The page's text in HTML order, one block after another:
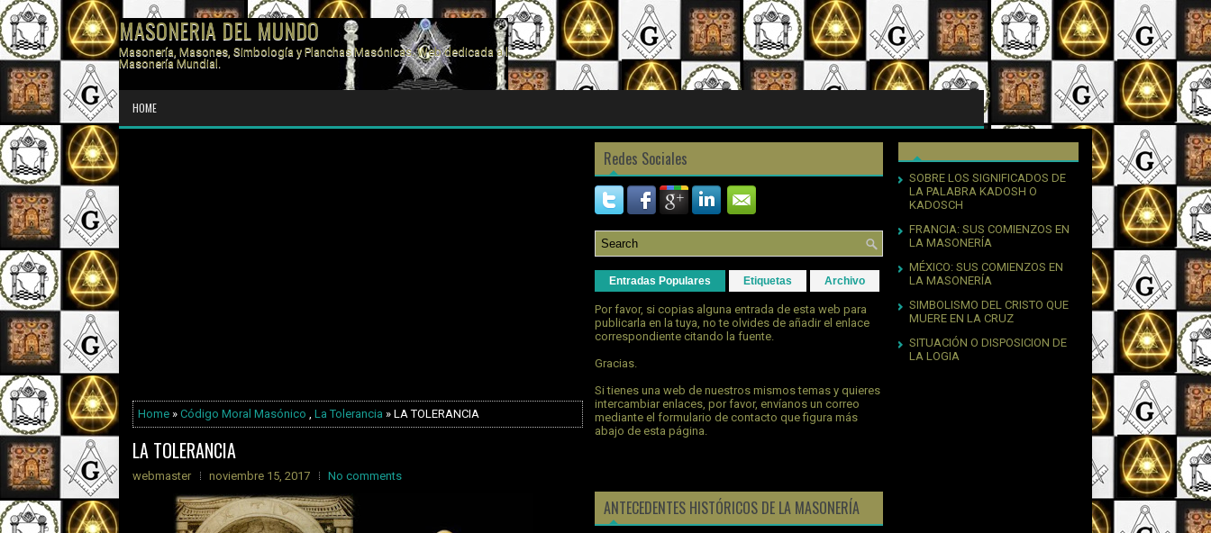
MASONERIA DEL MUNDO
Masonería, Masones, Simbología y Planchas Masónicas. Web dedicada a la
Masonería Mundial.
HOME
Home » Código Moral Masónico , La Tolerancia » LA TOLERANCIA
LA TOLERANCIA
webmaster noviembre 15, 2017 No comments
Redes Sociales
Entradas Populares Etiquetas Archivo
Por favor, si copias alguna entrada de esta web para
publicarla en la tuya, no te olvides de añadir el enlace
correspondiente citando la fuente.
Gracias.
Si tienes una web de nuestros mismos temas y quieres
intercambiar enlaces, por favor, envíanos un correo
mediante el formulario de contacto que figura más
abajo de esta página.
ANTECEDENTES HISTÓRICOS DE LA MASONERÍA
SOBRE LOS SIGNIFICADOS DE
LA PALABRA KADOSH O
KADOSCH
FRANCIA: SUS COMIENZOS EN
LA MASONERÍA
MÉXICO: SUS COMIENZOS EN
LA MASONERÍA
SIMBOLISMO DEL CRISTO QUE
MUERE EN LA CRUZ
SITUACIÓN O DISPOSICION DE
LA LOGIA